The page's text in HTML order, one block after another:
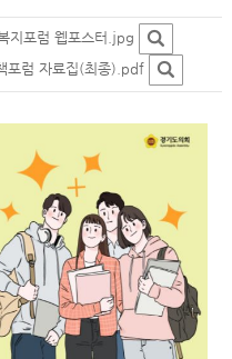
지포럼 웹포스터.jpg
포럼 자료집(최종).pdf